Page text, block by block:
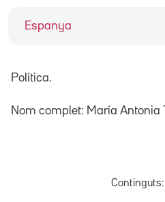
Espanya
Política.
Nom complet: María Antonia
Continguts: